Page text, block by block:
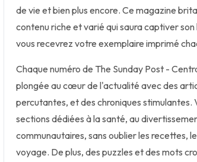
de vie et bien plus encore. Ce magazine
contenu riche et varié qui saura captiver
vous recevrez votre exemplaire imprimé
Chaque numéro de The Sunday Post -
plongée au cœur de l'actualité avec des
percutantes, et des chroniques stimulantes.
sections dédiées à la santé, au
communautaires, sans oublier les recettes,
voyage. De plus, des puzzles et des mots